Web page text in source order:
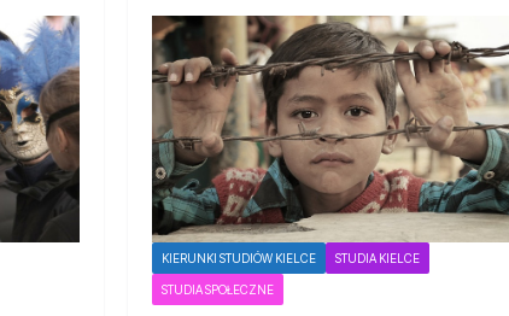
KIERUNKI STUDIÓW KIELCE STUDIA KIELCE
STUDIA SPOŁECZNE